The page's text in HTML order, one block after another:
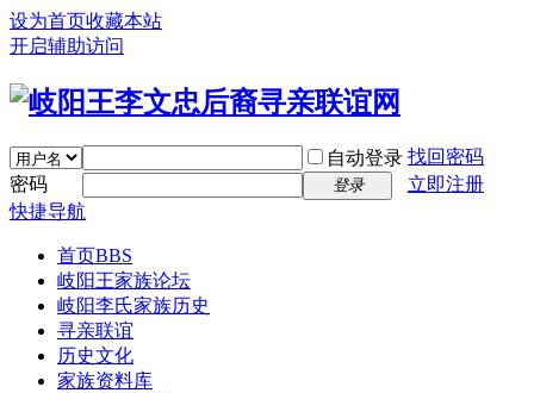
设为首页收藏本站
开启辅助访问
自动登录 找回密码
密码
登录
立即注册
快捷导航
首页BBS
岐阳王家族论坛
岐阳李氏家族历史
寻亲联谊
历史文化
家族资料库